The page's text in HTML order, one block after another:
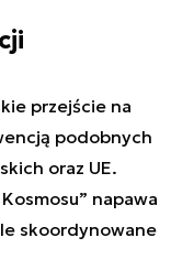
przejście na
podobnych
oraz UE.
napawa
skoordynowane